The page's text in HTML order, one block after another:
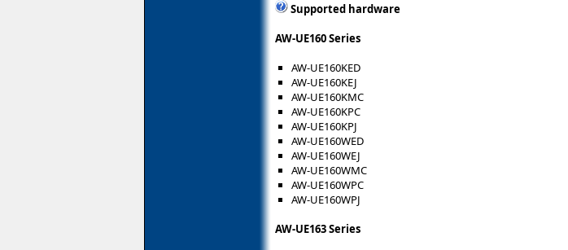
Supported hardware
AW-UE160 Series
AW-UE160KED
AW-UE160KEJ
AW-UE160KMC
AW-UE160KPC
AW-UE160KPJ
AW-UE160WED
AW-UE160WEJ
AW-UE160WMC
AW-UE160WPC
AW-UE160WPJ
AW-UE163 Series